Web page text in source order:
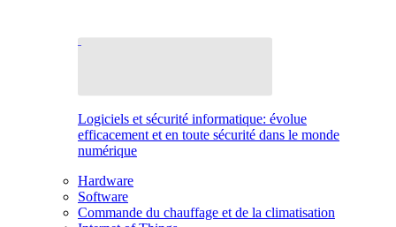
Logiciels et sécurité informatique: évolue
efficacement et en toute sécurité dans le monde
numérique
Hardware
Software
Commande du chauffage et de la climatisation